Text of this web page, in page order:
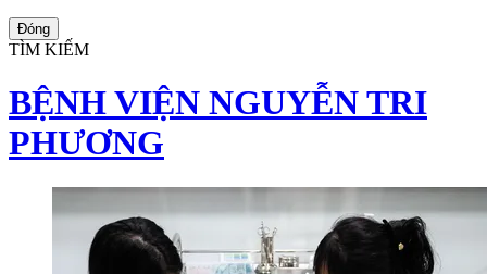
Đóng
TÌM KIẾM
BỆNH VIỆN NGUYỄN TRI
PHƯƠNG